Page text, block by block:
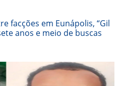
facções em Eunápolis, “Gil
anos e meio de buscas